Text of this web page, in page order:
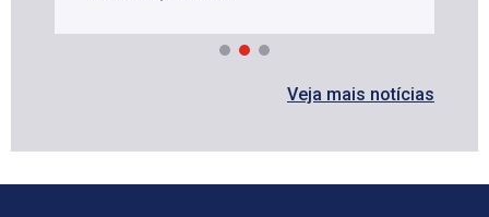
Veja mais notícias